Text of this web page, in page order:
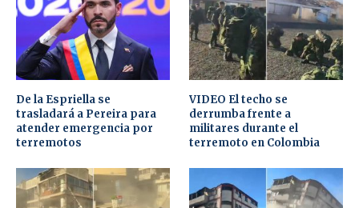
De la Espriella se
trasladará a Pereira para
atender emergencia por
terremotos
VIDEO El techo se
derrumba frente a
militares durante el
terremoto en Colombia